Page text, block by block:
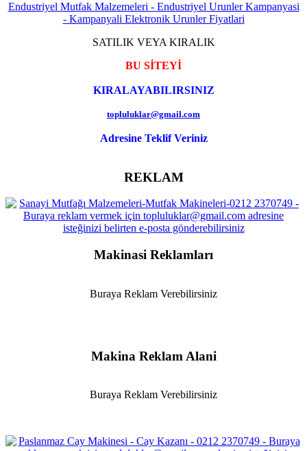
SATILIK VEYA KIRALIK
BU SİTEYİ
KIRALAYABILIRSINIZ
topluluklar@gmail.com
Adresine Teklif Veriniz
REKLAM
Makinasi Reklamları
Buraya Reklam Verebilirsiniz
Makina Reklam Alani
Buraya Reklam Verebilirsiniz